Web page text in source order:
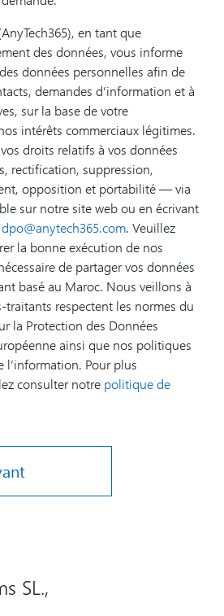
en tant que
des données, vous informe
données personnelles afin de
demandes d’information et à
sur la base de votre
intérêts commerciaux légitimes.
droits relatifs à vos données
rectification, suppression,
opposition et portabilité — via
sur notre site web ou en écrivant
dpo@anytech365.com. Veuillez
la bonne exécution de nos
de partager vos données
basé au Maroc. Nous veillons à
traitants respectent les normes du
la Protection des Données
ainsi que nos politiques
l’information. Pour plus
consulter notre politique de
SL.,